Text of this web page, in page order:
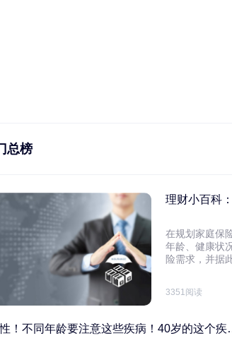
总榜
理财小百科
在规划家庭保
年龄、健康状
险需求，并据
规划家庭财务
要经济支柱投保
3351阅读
！不同年龄要注意这些疾病！40岁的这个疾病最需要注意！